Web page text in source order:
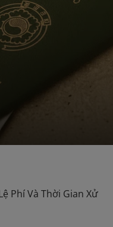
Phí Và Thời Gian Xử